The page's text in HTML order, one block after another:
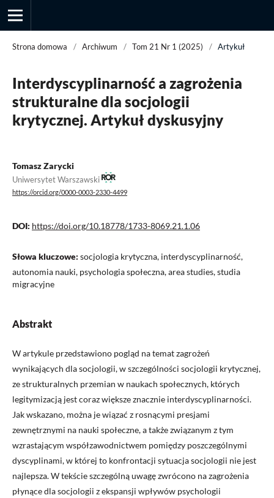
Przegląd Socjologii Jakościowej
Strona domowa / Archiwum / Tom 21 Nr 1 (2025) / Artykuł
Interdyscyplinarność a zagrożenia
strukturalne dla socjologii
krytycznej. Artykuł dyskusyjny
Tomasz Zarycki
Uniwersytet Warszawski
https://orcid.org/0000-0003-2330-4499
DOI: https://doi.org/10.18778/1733-8069.21.1.06
Słowa kluczowe: socjologia krytyczna, interdyscyplinarność,
autonomia nauki, psychologia społeczna, area studies, studia
migracyjne
Abstrakt
W artykule przedstawiono pogląd na temat zagrożeń
wynikających dla socjologii, w szczególności socjologii krytycznej,
ze strukturalnych przemian w naukach społecznych, których
legitymizacją jest coraz większe znacznie interdyscyplinarności.
Jak wskazano, moż­na je wiązać z rosnącymi presjami
zewnętrznymi na nauki społeczne, a także związanym z tym
wzrastającym współzawodnictwem pomiędzy poszczególnymi
dyscyplinami, w której to konfrontacji sytuacja socjologii nie jest
najlepsza. W tekście szczególną uwagę zwrócono na zagrożenia
płynące dla socjologii z ekspansji wpływów psychologii